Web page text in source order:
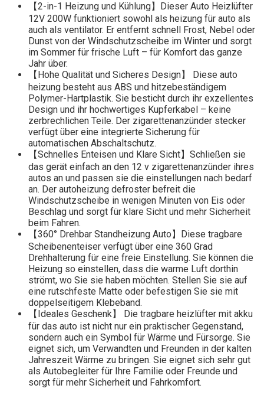
【2-in-1 Heizung und Kühlung】Dieser Auto Heizlüfter
12V 200W funktioniert sowohl als heizung für auto als
auch als ventilator. Er entfernt schnell Frost, Nebel oder
Dunst von der Windschutzscheibe im Winter und sorgt
im Sommer für frische Luft – für Komfort das ganze
Jahr über.
【Hohe Qualität und Sicheres Design】 Diese auto
heizung besteht aus ABS und hitzebeständigem
Polymer-Hartplastik. Sie besticht durch ihr exzellentes
Design und ihr hochwertiges Kupferkabel – keine
zerbrechlichen Teile. Der zigarettenanzünder stecker
verfügt über eine integrierte Sicherung für
automatischen Abschaltschutz.
【Schnelles Enteisen und Klare Sicht】Schließen sie
das gerät einfach an den 12 v zigarettenanzünder ihres
autos an und passen sie die einstellungen nach bedarf
an. Der autoheizung defroster befreit die
Windschutzscheibe in wenigen Minuten von Eis oder
Beschlag und sorgt für klare Sicht und mehr Sicherheit
beim Fahren.
【360° Drehbar Standheizung Auto】Diese tragbare
Scheibenenteiser verfügt über eine 360 Grad
Drehhalterung für eine freie Einstellung. Sie können die
Heizung so einstellen, dass die warme Luft dorthin
strömt, wo Sie sie haben möchten. Stellen Sie sie auf
eine rutschfeste Matte oder befestigen Sie sie mit
doppelseitigem Klebeband.
【Ideales Geschenk】 Die tragbare heizlüfter mit akku
für das auto ist nicht nur ein praktischer Gegenstand,
sondern auch ein Symbol für Wärme und Fürsorge. Sie
eignet sich, um Verwandten und Freunden in der kalten
Jahreszeit Wärme zu bringen. Sie eignet sich sehr gut
als Autobegleiter für Ihre Familie oder Freunde und
sorgt für mehr Sicherheit und Fahrkomfort.